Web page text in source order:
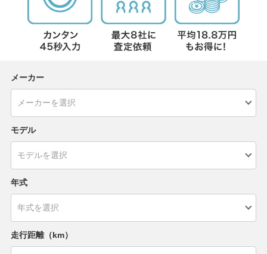
メーカー
モデル
年式
走行距離（km）